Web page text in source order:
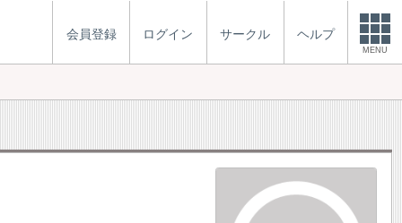
会員登録 ログイン サークル ヘルプ
MENU